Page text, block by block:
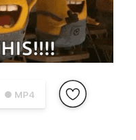
● MP4